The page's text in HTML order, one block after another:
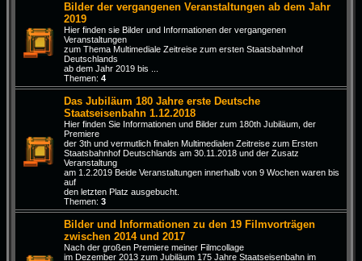
Bilder der vergangenen Veranstaltungen ab dem Jahr
2019
Hier finden sie Bilder und Informationen der vergangenen
Veranstaltungen
zum Thema Multimediale Zeitreise zum ersten Staatsbahnhof
Deutschlands
ab dem Jahr 2019 bis ...
Themen: 4
Das Jubiläum 180 Jahre erste Deutsche
Staatseisenbahn 1.12.2018
Hier finden Sie Informationen und Bilder zum 180th Jubiläum, der
Premiere
der 3th und vermutlich finalen Multimedialen Zeitreise zum Ersten
Staatsbahnhof Deutschlands am 30.11.2018 und der Zusatz
Veranstaltung
am 1.2.2019 Beide Veranstaltungen innerhalb von 9 Wochen waren bis
auf
den letzten Platz ausgebucht.
Themen: 3
Bilder und Informationen zu den 19 Filmvorträgen
zwischen 2014 und 2017
Nach der großen Premiere meiner Filmcollage
im Dezember 2013 zum Jubiläum 175 Jahre Staatseisenbahn im